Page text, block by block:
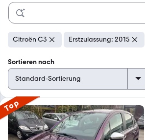
Citroën C3 Erstzulassung: 2015
Sortieren nach
Top